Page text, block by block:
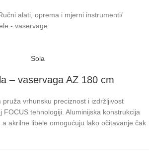
alati, oprema i mjerni instrumenti/
- vaservage
Sola
– vaservaga AZ 180 cm
pruža vrhunsku preciznost i izdržljivost
FOCUS tehnologiji. Aluminijska konstrukcija
akrilne libele omogućuju lako očitavanje čak